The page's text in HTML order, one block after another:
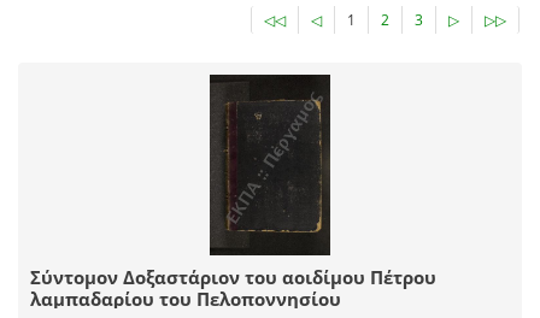
◁◁ ◁ 1 2 3 ▷ ▷▷
Σύντομον Δοξαστάριον του αοιδίμου Πέτρου
λαμπαδαρίου του Πελοποννησίου